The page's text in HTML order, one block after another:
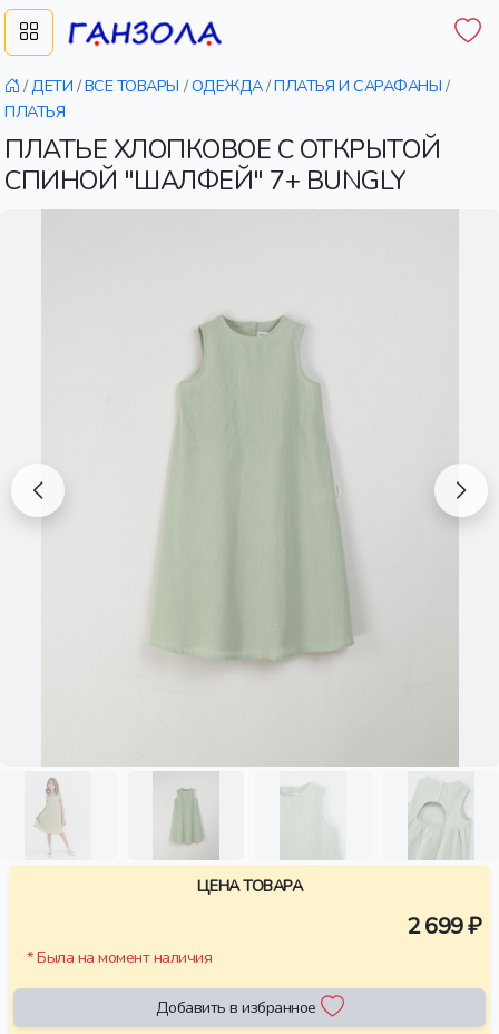
/ДЕТИ /ВСЕ ТОВАРЫ /ОДЕЖДА/ПЛАТЬЯ И САРАФАНЫ /
ПЛАТЬЯ
ПЛАТЬЕ ХЛОПКОВОЕ С ОТКРЫТОЙ
СПИНОЙ "ШАЛФЕЙ" 7+ BUNGLY
ЦЕНА ТОВАРА
2 699 ₽
* Была на момент наличия
Добавить в избранное